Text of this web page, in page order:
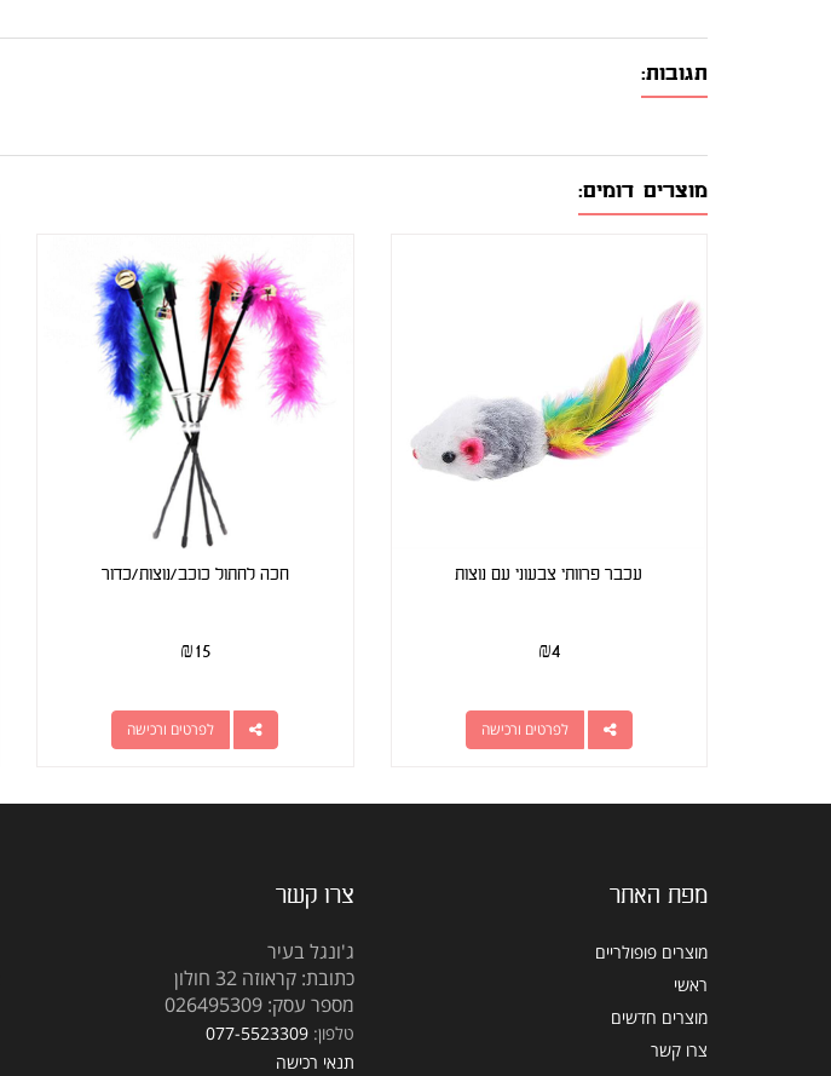
תגובות:
מוצרים דומים:
עכבר פרוותי צבעוני עם נוצות
₪4
לפרטים ורכישה
חכה לחתול כוכב/נוצות/כדור
₪15
לפרטים ורכישה
מפת האתר
מוצרים פופולריים
ראשי
מוצרים חדשים
צרו קשר
צרו קשר
ג'ונגל בעיר
כתובת: קראוזה 32 חולון
מספר עסק: 026495309
טלפון: 077-5523309
תנאי רכישה